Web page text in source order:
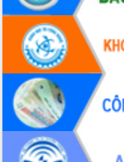
Chuyển đổi số thư viện: Mở rộng
không gian tri thức trong thời đại số
Đánh giá, rút kinh nghiệm công tác tổ
chức diễn tập trước ngày bầu cử
Chương trình “Gặp gỡ hữu nghị –
Friendship Meeting New Year 2026”
Bầu cử Quốc hội và HĐND: Cử tri Đắk
Lắk gửi gắm niềm tin, kỳ vọng vào lá
phiếu
Đắk Lắk sẵn sàng các điều kiện cho
Ngày hội bầu cử đại biểu Quốc hội
khóa XVI và HĐND các cấp nhiệm kỳ